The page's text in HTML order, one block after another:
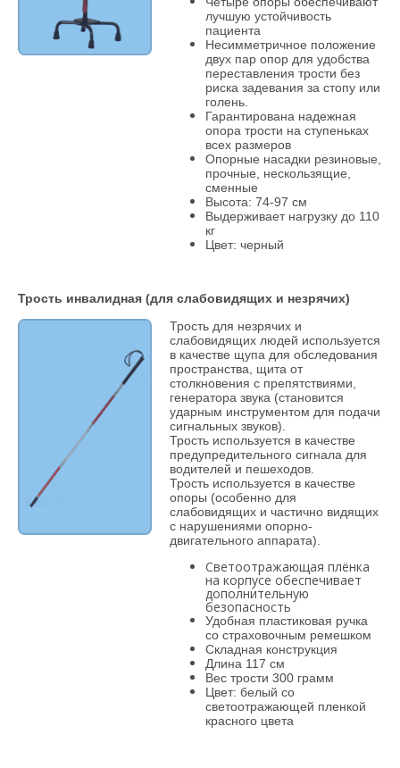
лучшую устойчивость
пациента
Несимметричное положение
двух пар опор для удобства
переставления трости без
риска задевания за стопу или
голень.
Гарантирована надежная
опора трости на ступеньках
всех размеров
Опорные насадки резиновые,
прочные, нескользящие,
сменные
Высота: 74-97 см
Выдерживает нагрузку до 110
кг
Цвет: черный
Трость инвалидная (для слабовидящих и незрячих)
Трость для незрячих и
слабовидящих людей используется
в качестве щупа для обследования
пространства, щита от
столкновения с препятствиями,
генератора звука (становится
ударным инструментом для подачи
сигнальных звуков).
Трость используется в качестве
предупредительного сигнала для
водителей и пешеходов.
Трость используется в качестве
опоры (особенно для
слабовидящих и частично видящих
с нарушениями опорно-
двигательного аппарата).
Светоотражающая плёнка
на корпусе обеспечивает
дополнительную
безопасность
Удобная пластиковая ручка
со страховочным ремешком
Складная конструкция
Длина 117 см
Вес трости 300 грамм
Цвет: белый со
светоотражающей пленкой
красного цвета